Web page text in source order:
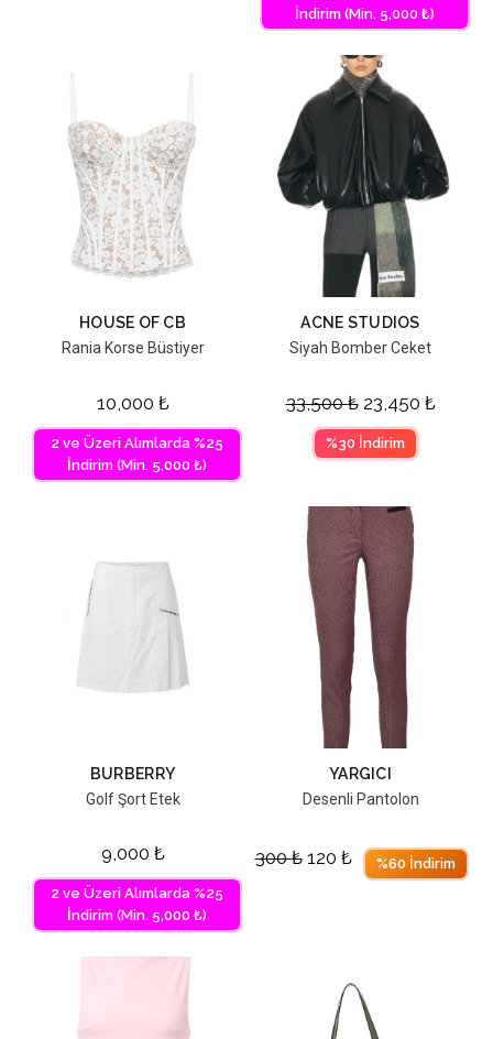
İndirim (Min. 5,000 ₺)
HOUSE OF CB
Rania Korse Büstiyer
10,000 ₺
2 ve Üzeri Alımlarda %25
İndirim (Min. 5,000 ₺)
ACNE STUDIOS
Siyah Bomber Ceket
33,500₺ 23,450 ₺
%30 İndirim
BURBERRY
Golf Şort Etek
9,000 ₺
2 ve Üzeri Alımlarda %25
İndirim (Min. 5,000 ₺)
YARGICI
Desenli Pantolon
300₺ 120 ₺ %60 İndirim